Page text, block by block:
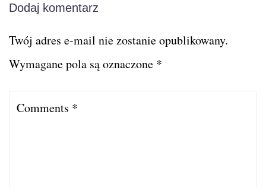
Dodaj komentarz
Twój adres e-mail nie zostanie opublikowany.
Wymagane pola są oznaczone *